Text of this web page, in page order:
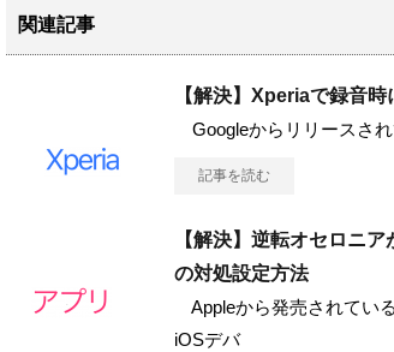
関連記事
【解決】Xperiaで録音
Googleからリリースさ
記事を読む
【解決】逆転オセロニ
の対処設定方法
Appleから発売されてい
iOSデバ